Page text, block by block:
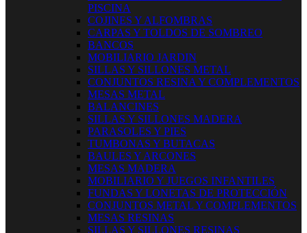
PISCINA
COJINES Y ALFOMBRAS
CARPAS Y TOLDOS DE SOMBREO
BANCOS
MOBILIARIO JARDIN
SILLAS Y SILLONES METAL
CONJUNTOS RESINA Y COMPLEMENTOS
MESAS METAL
BALANCINES
SILLAS Y SILLONES MADERA
PARASOLES Y PIES
TUMBONAS Y BUTACAS
BAULES Y ARCONES
MESAS MADERA
MOBILIARIO Y JUEGOS INFANTILES
FUNDAS Y LONETAS DE PROTECCIÓN
CONJUNTOS METAL Y COMPLEMENTOS
MESAS RESINAS
SILLAS Y SILLONES RESINAS